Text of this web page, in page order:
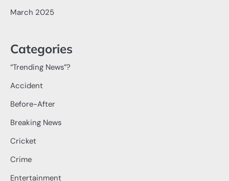
March 2025
Categories
“Trending News”?
Accident
Before-After
Breaking News
Cricket
Crime
Entertainment